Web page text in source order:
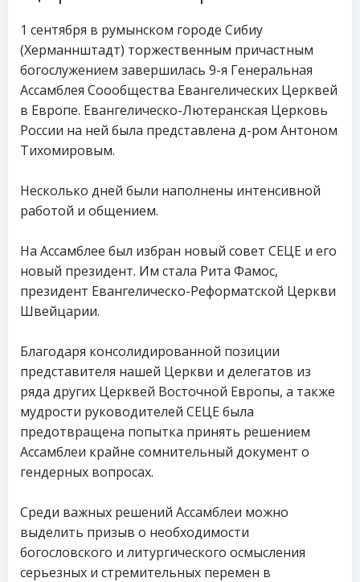
1 сентября в румынском городе Сибиу
(Херманнштадт) торжественным причастным
богослужением завершилась 9-я Генеральная
Ассамблея Соообщества Евангелических Церквей
в Европе. Евангелическо-Лютеранская Церковь
России на ней была представлена д-ром Антоном
Тихомировым.
Несколько дней были наполнены интенсивной
работой и общением.
На Ассамблее был избран новый совет СЕЦЕ и его
новый президент. Им стала Рита Фамос,
президент Евангелическо-Реформатской Церкви
Швейцарии.
Благодаря консолидированной позиции
представителя нашей Церкви и делегатов из
ряда других Церквей Восточной Европы, а также
мудрости руководителей СЕЦЕ была
предотвращена попытка принять решением
Ассамблеи крайне сомнительный документ о
гендерных вопросах.
Среди важных решений Ассамблеи можно
выделить призыв о необходимости
богословского и литургического осмысления
серьезных и стремительных перемен в